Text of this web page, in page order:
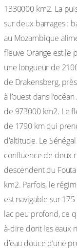
1330000 km2. La
sur deux barrages :
au Mozambique
fleuve Orange est le
une longueur de
de Drakensberg,
à l’ouest dans
de 973000 km2. Le
de 1790 km qui
d’altitude. Le
confluence de deux
descendent du
km2. Parfois, le
est navigable sur
lac peu profond, ce
à-dire dont les eaux
d’eau douce d’une